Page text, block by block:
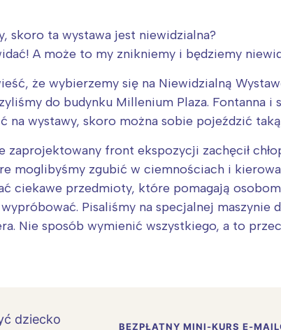
skoro ta wystawa jest niewidzialna?
A może to my znikniemy i będziemy
że wybierzemy się na Niewidzialną
do budynku Millenium Plaza. Fontanna i
na wystawy, skoro można sobie pojeździć
zaprojektowany front ekspozycji zachęcił
moglibyśmy zgubić w ciemnościach i
ciekawe przedmioty, które pomagają
Pisaliśmy na specjalnej maszynie
Nie sposób wymienić wszystkiego, a to
BEZPŁATNY MINI-KURS E-